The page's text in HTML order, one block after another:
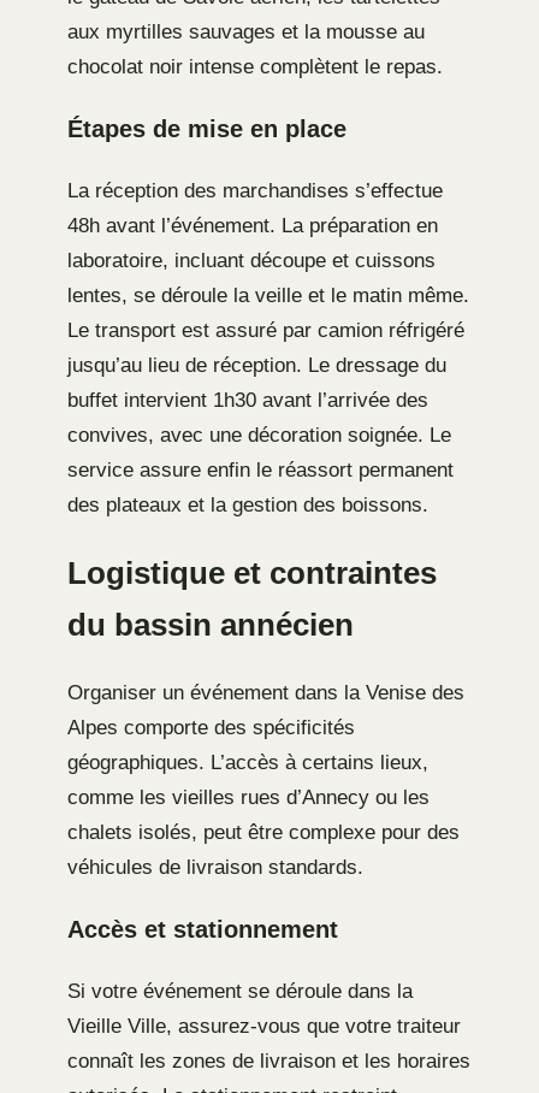
aux myrtilles sauvages et la mousse au
chocolat noir intense complètent le repas.
Étapes de mise en place
La réception des marchandises s’effectue
48h avant l’événement. La préparation en
laboratoire, incluant découpe et cuissons
lentes, se déroule la veille et le matin même.
Le transport est assuré par camion réfrigéré
jusqu’au lieu de réception. Le dressage du
buffet intervient 1h30 avant l’arrivée des
convives, avec une décoration soignée. Le
service assure enfin le réassort permanent
des plateaux et la gestion des boissons.
Logistique et contraintes
du bassin annécien
Organiser un événement dans la Venise des
Alpes comporte des spécificités
géographiques. L’accès à certains lieux,
comme les vieilles rues d’Annecy ou les
chalets isolés, peut être complexe pour des
véhicules de livraison standards.
Accès et stationnement
Si votre événement se déroule dans la
Vieille Ville, assurez-vous que votre traiteur
connaît les zones de livraison et les horaires